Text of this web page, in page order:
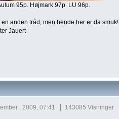
95p. Højmark 97p. LU 96p.
anden tråd, men hende her er da smuk!
Jauert
, 2009, 07:41 143085 Visninger